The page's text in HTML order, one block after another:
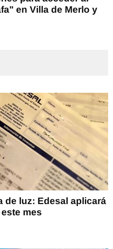
en Villa de Merlo y
de luz: Edesal aplicará
mes